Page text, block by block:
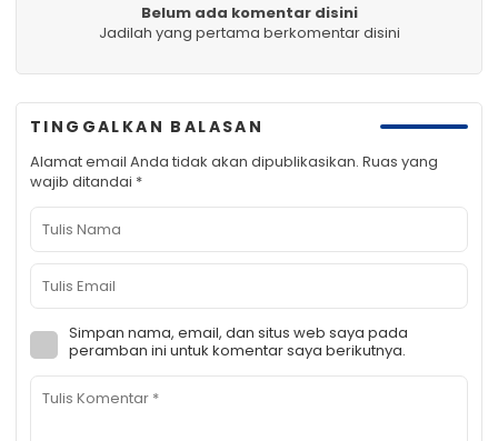
Belum ada komentar disini
Jadilah yang pertama berkomentar disini
TINGGALKAN BALASAN
Alamat email Anda tidak akan dipublikasikan. Ruas yang
wajib ditandai *
Simpan nama, email, dan situs web saya pada
peramban ini untuk komentar saya berikutnya.